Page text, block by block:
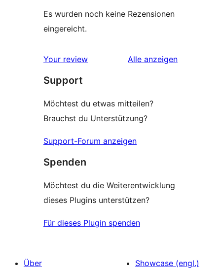
Es wurden noch keine Rezensionen
eingereicht.
Your review Alle Rezensionen
anzeigen
Support
Möchtest du etwas mitteilen?
Brauchst du Unterstützung?
Support-Forum anzeigen
Spenden
Möchtest du die Weiterentwicklung
dieses Plugins unterstützen?
Für dieses Plugin spenden
Über
Showcase (engl.)